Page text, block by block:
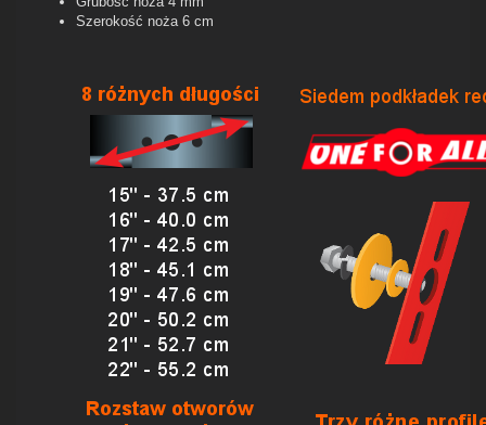
Szerokość noża 6 cm